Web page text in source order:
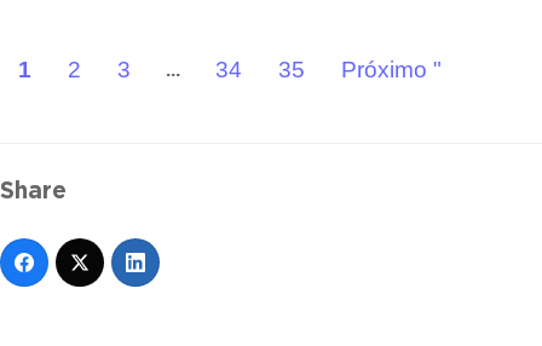
1 2 3 ... 34 35 Próximo "
Share